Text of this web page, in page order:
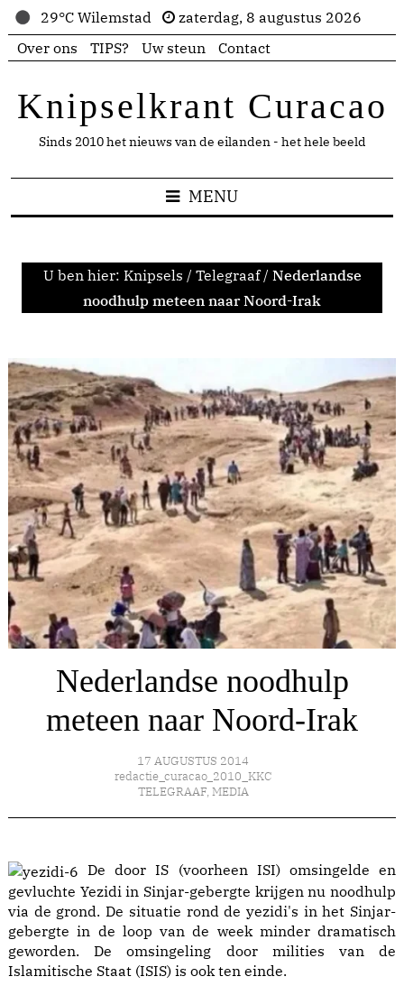
29°C Wilemstad
zaterdag, 8 augustus 2026
Over ons
TIPS? Uw steun Contact
Knipselkrant Curacao
Sinds 2010 het nieuws van de eilanden - het hele beeld
MENU
U ben hier: Knipsels / Telegraaf / Nederlandse
noodhulp meteen naar Noord-Irak
Nederlandse noodhulp
meteen naar Noord-Irak
17 AUGUSTUS 2014
redactie_curacao_2010_KKC
TELEGRAAF, MEDIA
De door IS (voorheen ISI) omsingelde en
gevluchte Yezidi in Sinjar-gebergte krijgen nu noodhulp
via de grond. De situatie rond de yezidi's in het Sinjar-
gebergte in de loop van de week minder dramatisch
geworden. De omsingeling door milities van de
Islamitische Staat (ISIS) is ook ten einde.